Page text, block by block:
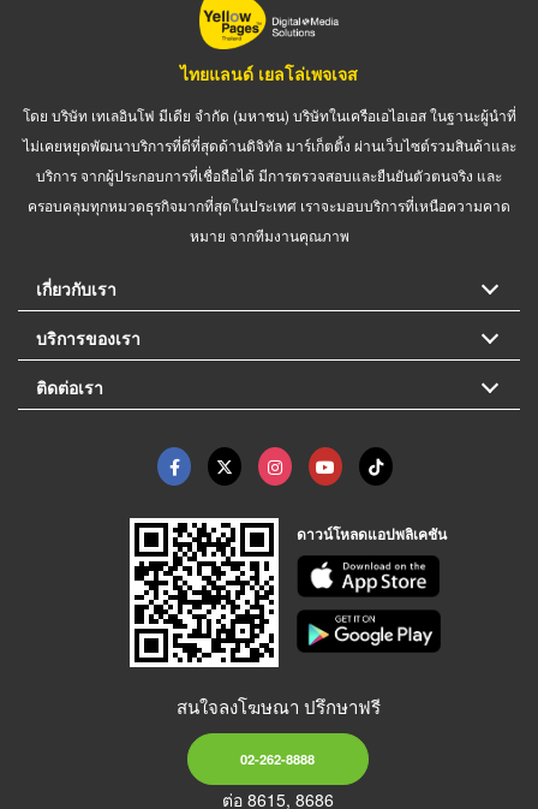
ไทยแลนด์ เยลโล่เพจเจส
โดย บริษัท เทเลอินโฟ มีเดีย จำกัด (มหาชน) บริษัทในเครือเอไอเอส ในฐานะผู้นำที่
ไม่เคยหยุดพัฒนาบริการที่ดีที่สุดด้านดิจิทัล มาร์เก็ตติ้ง ผ่านเว็บไซต์รวมสินค้าและ
บริการ จากผู้ประกอบการที่เชื่อถือได้ มีการตรวจสอบและยืนยันตัวตนจริง และ
ครอบคลุมทุกหมวดธุรกิจมากที่สุดในประเทศ เราจะมอบบริการที่เหนือความคาด
หมาย จากทีมงานคุณภาพ
เกี่ยวกับเรา
บริการของเรา
ติดต่อเรา
ดาวน์โหลดแอปพลิเคชัน
สนใจลงโฆษณา ปรึกษาฟรี
02-262-8888
ต่อ 8615, 8686